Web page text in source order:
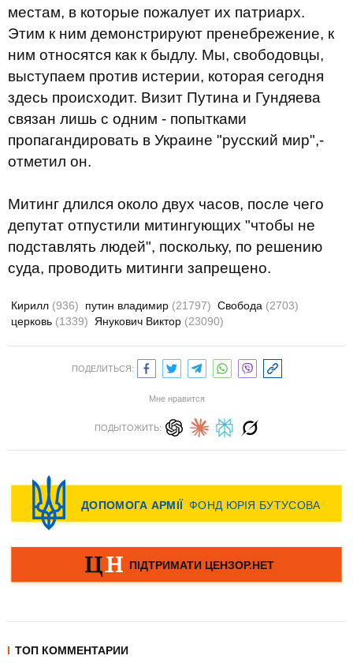
местам, в которые пожалует их патриарх.
Этим к ним демонстрируют пренебрежение, к
ним относятся как к быдлу. Мы, свободовцы,
выступаем против истерии, которая сегодня
здесь происходит. Визит Путина и Гундяева
связан лишь с одним - попытками
пропагандировать в Украине "русский мир",-
отметил он.
Митинг длился около двух часов, после чего
депутат отпустили митингующих "чтобы не
подставлять людей", поскольку, по решению
суда, проводить митинги запрещено.
Кирилл (936) путин владимир (21797) Свобода (2703)
церковь (1339) Янукович Виктор (23090)
ПОДЕЛИТЬСЯ:
Мне нравится
ПОДЫТОЖИТЬ:
ТОП КОММЕНТАРИИ